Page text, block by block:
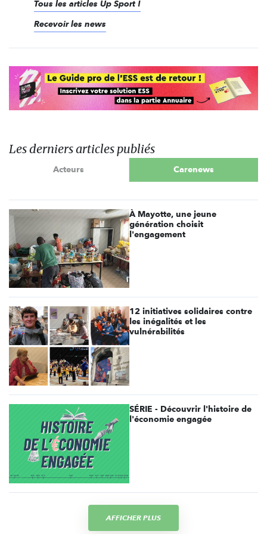
Tous les articles Up Sport !
Recevoir les news
Les derniers articles publiés
Acteurs Carenews
À Mayotte, une jeune
génération choisit
l'engagement
12 initiatives solidaires contre
les inégalités et les
vulnérabilités
SÉRIE - Découvrir l'histoire de
l'économie engagée
AFFICHER PLUS